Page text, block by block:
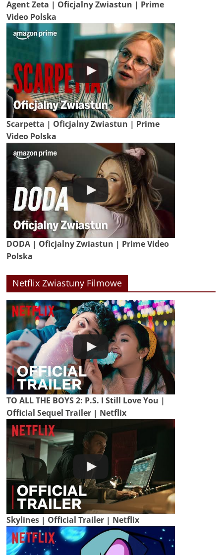
Agent Zeta | Oficjalny Zwiastun | Prime
Video Polska
Scarpetta | Oficjalny Zwiastun | Prime
Video Polska
DODA | Oficjalny Zwiastun | Prime Video
Polska
Netflix Zwiastuny Filmowe
TO ALL THE BOYS 2: P.S. I Still Love You |
Official Sequel Trailer | Netflix
Skylines | Official Trailer | Netflix